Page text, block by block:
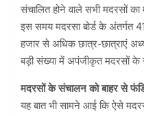
संचालित होने वाले सभी मदरसों का
इस समय मदरसा बोर्ड के अंतर्गत
हजार से अधिक छात्र-छात्राएं
बड़ी संख्या में अपंजीकृत मदरसों के
मदरसों के संचालन को बाहर से
यह बात भी सामने आई कि ऐसे